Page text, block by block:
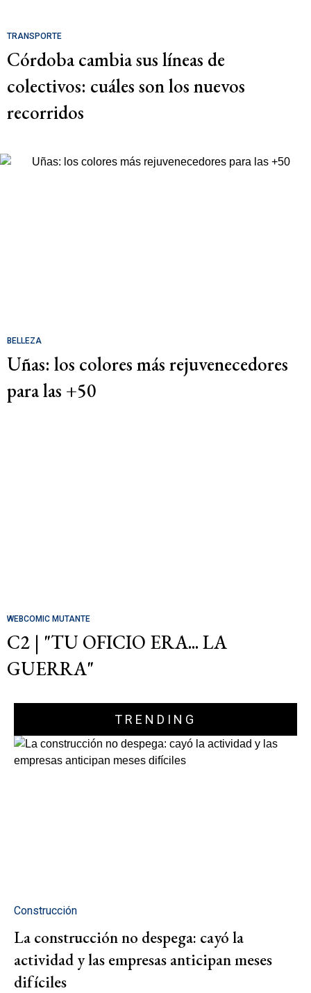
TRANSPORTE
Córdoba cambia sus líneas de
colectivos: cuáles son los nuevos
recorridos
BELLEZA
Uñas: los colores más rejuvenecedores
para las +50
WEBCOMIC MUTANTE
C2 | "TU OFICIO ERA... LA
GUERRA"
TRENDING
Construcción
La construcción no despega: cayó la
actividad y las empresas anticipan meses
difíciles